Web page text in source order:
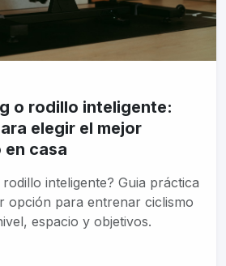
o rodillo inteligente:
elegir el mejor
casa
inteligente? Guia práctica
opción para entrenar ciclismo
espacio y objetivos.